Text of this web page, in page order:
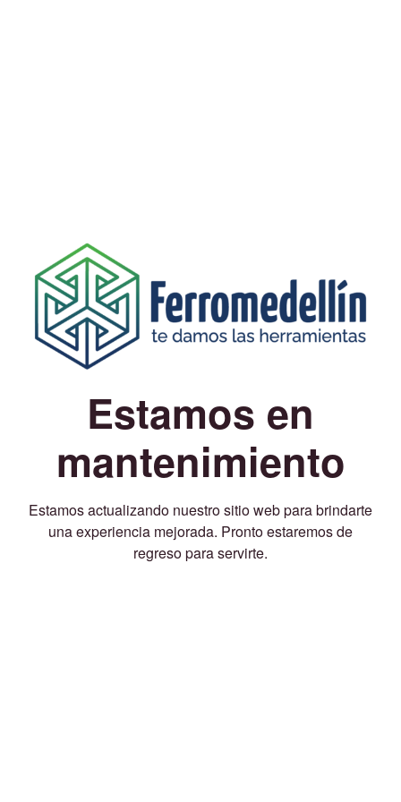
Estamos en
mantenimiento
Estamos actualizando nuestro sitio web para brindarte
una experiencia mejorada. Pronto estaremos de
regreso para servirte.